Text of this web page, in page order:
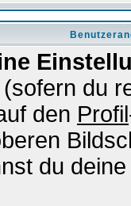
du
den Profil
du